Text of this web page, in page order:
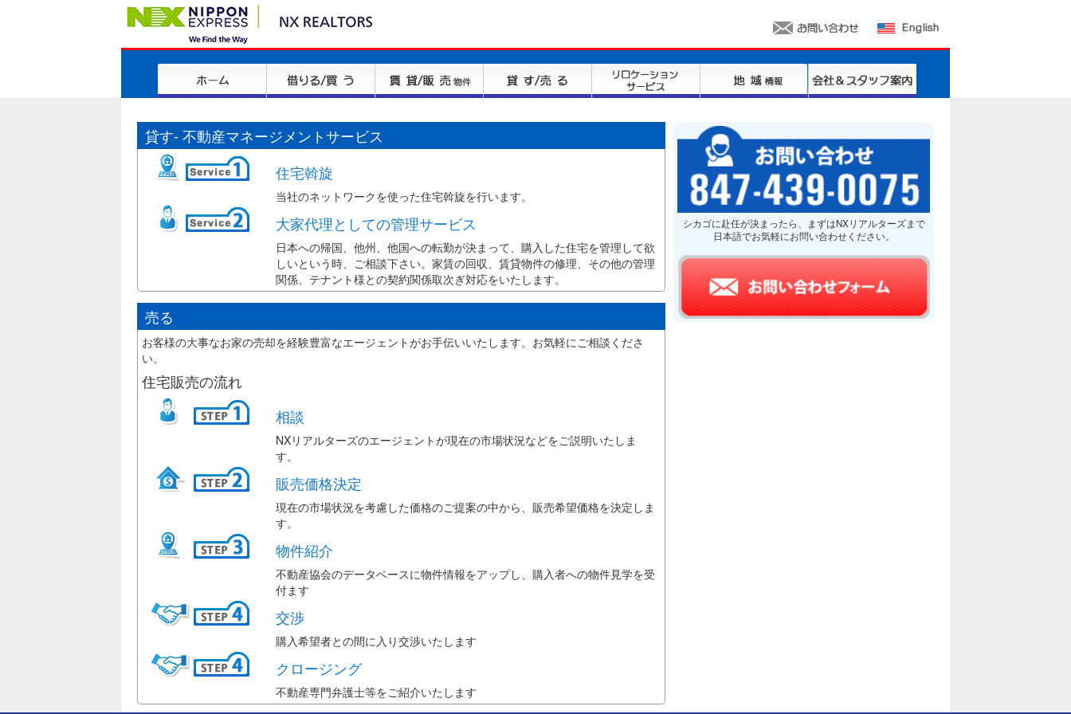
貸す- 不動産マネージメントサービス
住宅斡旋
当社のネットワークを使った住宅斡旋を行います。
大家代理としての管理サービス
日本への帰国、他州、他国への転勤が決まって、購入した住宅を管理して欲
しいという時、ご相談下さい。家賃の回収、賃貸物件の修理、その他の管理
関係、テナント様との契約関係取次ぎ対応をいたします。
売る
お客様の大事なお家の売却を経験豊富なエージェントがお手伝いいたします。お気軽にご相談くださ
い。
住宅販売の流れ
相談
NXリアルターズのエージェントが現在の市場状況などをご説明いたしま
す。
販売価格決定
現在の市場状況を考慮した価格のご提案の中から、販売希望価格を決定しま
す。
物件紹介
不動産協会のデータベースに物件情報をアップし、購入者への物件見学を受
付ます
交渉
購入希望者との間に入り交渉いたします
クロージング
不動産専門弁護士等をご紹介いたします
シカゴに赴任が決まったら、まずはNXリアルターズまで
日本語でお気軽にお問い合わせください。